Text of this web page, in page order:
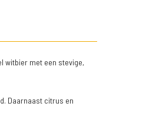
witbier met een stevige,
Daarnaast citrus en